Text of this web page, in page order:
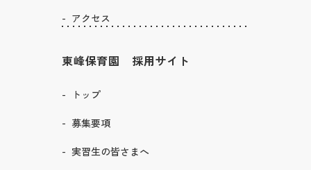
アクセス
東峰保育園 採用サイト
トップ
募集要項
実習生の皆さまへ